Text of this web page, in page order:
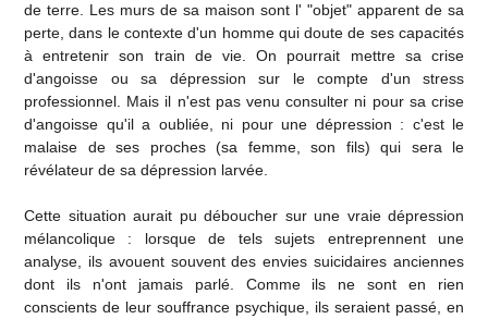
de terre. Les murs de sa maison sont l' "objet" apparent de sa
perte, dans le contexte d'un homme qui doute de ses capacités
à entretenir son train de vie. On pourrait mettre sa crise
d'angoisse ou sa dépression sur le compte d'un stress
professionnel. Mais il n'est pas venu consulter ni pour sa crise
d'angoisse qu'il a oubliée, ni pour une dépression : c'est le
malaise de ses proches (sa femme, son fils) qui sera le
révélateur de sa dépression larvée.
Cette situation aurait pu déboucher sur une vraie dépression
mélancolique : lorsque de tels sujets entreprennent une
analyse, ils avouent souvent des envies suicidaires anciennes
dont ils n'ont jamais parlé. Comme ils ne sont en rien
conscients de leur souffrance psychique, ils seraient passé, en